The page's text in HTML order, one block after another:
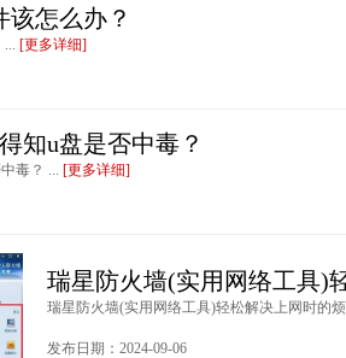
该怎么办？
... [更多详细]
知u盘是否中毒？
毒？ ... [更多详细]
瑞星防火墙(实用网络工具)
瑞星防火墙(实用网络工具)轻松解决上网时的
发布日期：2024-09-06